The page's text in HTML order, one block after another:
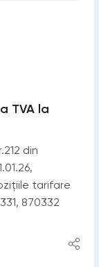
TVA la
din
tarifare
870332